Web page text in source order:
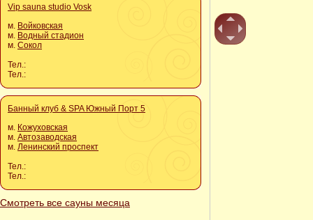
Vip sauna studio Vosk
м. Войковская
м. Водный стадион
м. Сокол
Тел.:
Тел.:
Банный клуб & SPA Южный Порт 5
м. Кожуховская
м. Автозаводская
м. Ленинский проспект
Тел.:
Тел.:
Смотреть все сауны месяца